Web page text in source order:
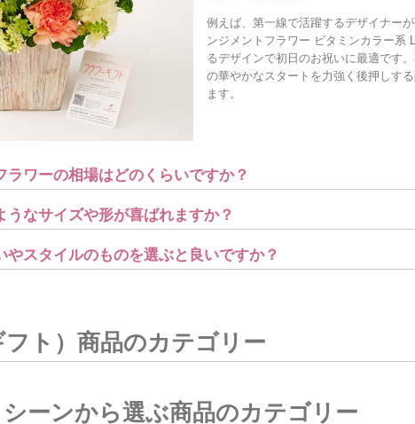
例えば、第一線で活躍するデザイナー
ンジメントフラワー ビタミンカラー系
るデザインで初日のお祝いに最適です
の華やかなスタートを力強く後押しす
ます。
ワーの相場はどのくらいですか？
なサイズや形が喜ばれますか？
スタイルのものを選ぶと良いですか？
ト）商品のカテゴリー
ーンから選ぶ商品のカテゴリー